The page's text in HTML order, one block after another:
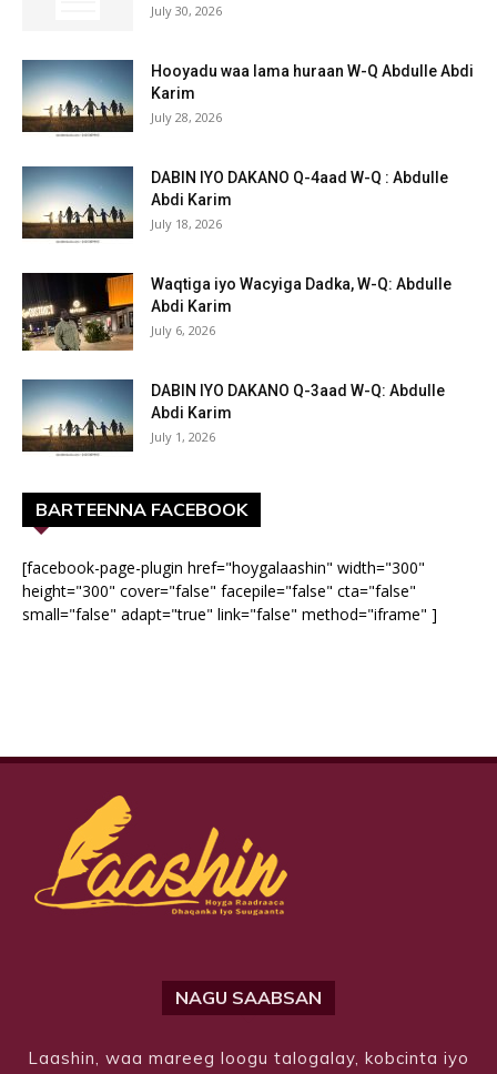
July 30, 2026
Hooyadu waa lama huraan W-Q Abdulle Abdi
Karim
July 28, 2026
DABIN IYO DAKANO Q-4aad W-Q : Abdulle
Abdi Karim
July 18, 2026
Waqtiga iyo Wacyiga Dadka, W-Q: Abdulle
Abdi Karim
July 6, 2026
DABIN IYO DAKANO Q-3aad W-Q: Abdulle
Abdi Karim
July 1, 2026
BARTEENNA FACEBOOK
[facebook-page-plugin href="hoygalaashin" width="300"
height="300" cover="false" facepile="false" cta="false"
small="false" adapt="true" link="false" method="iframe" ]
NAGU SAABSAN
Laashin, waa mareeg loogu talogalay, kobcinta iyo